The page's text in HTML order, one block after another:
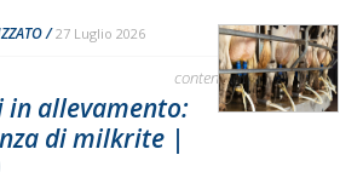
27 Luglio 2026
contenuto sponsorizzato
allevamento:
di milkrite |